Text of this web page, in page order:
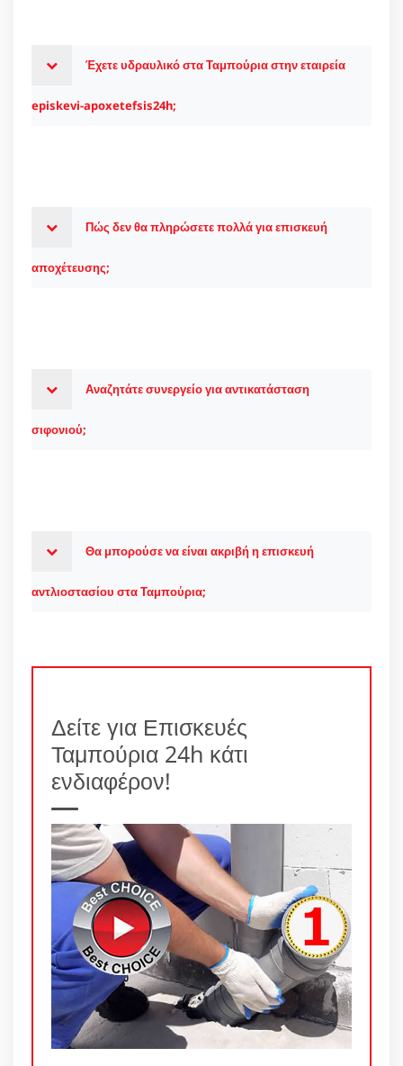
Έχετε υδραυλικό στα Ταμπούρια στην εταιρεία
episkevi-apoxetefsis24h;
Πώς δεν θα πληρώσετε πολλά για επισκευή
αποχέτευσης;
Αναζητάτε συνεργείο για αντικατάσταση
σιφονιού;
Θα μπορούσε να είναι ακριβή η επισκευή
αντλιοστασίου στα Ταμπούρια;
Δείτε για Επισκευές
Ταμπούρια 24h κάτι
ενδιαφέρον!